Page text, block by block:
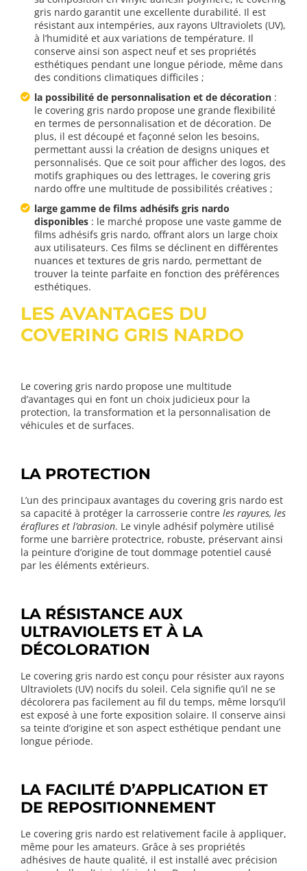
gris nardo garantit une excellente durabilité. Il est
résistant aux intempéries, aux rayons Ultraviolets (UV),
à l’humidité et aux variations de température. Il
conserve ainsi son aspect neuf et ses propriétés
esthétiques pendant une longue période, même dans
des conditions climatiques difficiles ;
la possibilité de personnalisation et de décoration :
le covering gris nardo propose une grande flexibilité
en termes de personnalisation et de décoration. De
plus, il est découpé et façonné selon les besoins,
permettant aussi la création de designs uniques et
personnalisés. Que ce soit pour afficher des logos, des
motifs graphiques ou des lettrages, le covering gris
nardo offre une multitude de possibilités créatives ;
large gamme de films adhésifs gris nardo
disponibles : le marché propose une vaste gamme de
films adhésifs gris nardo, offrant alors un large choix
aux utilisateurs. Ces films se déclinent en différentes
nuances et textures de gris nardo, permettant de
trouver la teinte parfaite en fonction des préférences
esthétiques.
LES AVANTAGES DU
COVERING GRIS NARDO
Le covering gris nardo propose une multitude
d’avantages qui en font un choix judicieux pour la
protection, la transformation et la personnalisation de
véhicules et de surfaces.
LA PROTECTION
L’un des principaux avantages du covering gris nardo est
sa capacité à protéger la carrosserie contre les rayures, les
éraflures et l’abrasion. Le vinyle adhésif polymère utilisé
forme une barrière protectrice, robuste, préservant ainsi
la peinture d’origine de tout dommage potentiel causé
par les éléments extérieurs.
LA RÉSISTANCE AUX
ULTRAVIOLETS ET À LA
DÉCOLORATION
Le covering gris nardo est conçu pour résister aux rayons
Ultraviolets (UV) nocifs du soleil. Cela signifie qu’il ne se
décolorera pas facilement au fil du temps, même lorsqu’il
est exposé à une forte exposition solaire. Il conserve ainsi
sa teinte d’origine et son aspect esthétique pendant une
longue période.
LA FACILITÉ D’APPLICATION ET
DE REPOSITIONNEMENT
Le covering gris nardo est relativement facile à appliquer,
même pour les amateurs. Grâce à ses propriétés
adhésives de haute qualité, il est installé avec précision